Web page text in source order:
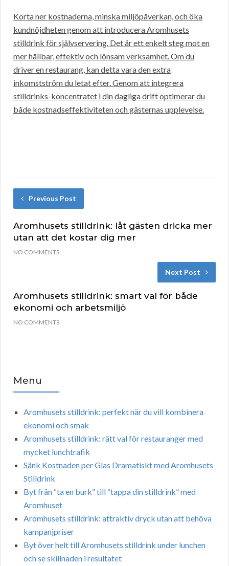
Korta ner kostnaderna, minska miljöpåverkan, och öka
kundnöjdheten genom att introducera Aromhusets
stilldrink för självservering. Det är ett enkelt steg mot en
mer hållbar, effektiv och lönsam verksamhet. Om du
driver en restaurang, kan detta vara den extra
inkomstström du letat efter. Genom att integrera
stilldrinks-koncentratet i din dagliga drift optimerar du
både kostnadseffektiviteten och gästernas upplevelse.
Previous Post
Aromhusets stilldrink: låt gästen dricka mer
utan att det kostar dig mer
NO COMMENTS
Next Post
Aromhusets stilldrink: smart val för både
ekonomi och arbetsmiljö
NO COMMENTS
Menu
Aromhusets stilldrink: perfekt när du vill kombinera
ekonomi och smak
Aromhusets stilldrink: rätt val för restauranger med
mycket lunchtrafik
Sänk Kostnaden per Glas Dramatiskt med Aromhusets
Stilldrink
Byt från “ta en burk” till “tappa din stilldrink” med
Aromhuset
Aromhusets stilldrink: attraktiv dryck utan att behöva
kampanjpriser
Byt över helt till Aromhusets stilldrink under lunchen
och se skillnaden i resultatet